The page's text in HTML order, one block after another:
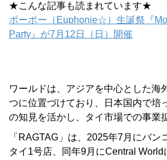
★こんな記事も読まれています★
ポーポー（Euphonie☆）生誕祭『
Party』が7月12日（日）開催
ワールドは、アジアを中心とした海
つに位置づけており、日本国内で培
の知見を活かし、タイ市場での事業
「RAGTAG」は、2025年7月にバン
タイ1号店、同年9月にCentral World